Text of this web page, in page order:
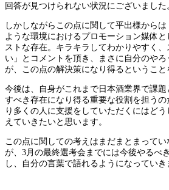
回答が見つけられない状況にございました
しかしながらこの点に関して平出様から
ような環境におけるプロモーション媒体
ストな存在。キラキラしてわかりやすく
い」とコメントを頂き、まさに自分のや
が、この点の解決策になり得るということ
今後は、自身がこれまで日本酒業界で課
すべき存在になり得る重要な役割を担うの
り多くの人に支援をしていただくにはど
えていきたいと思います。
この点に関しての考えはまだまとまって
が、3月の最終選考会までには今後やるべ
し、自分の言葉で語れるようになっていき